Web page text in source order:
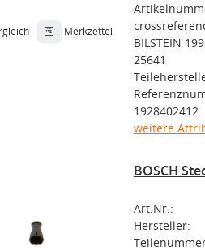
Merkzettel
BILSTEIN
25641
1928402412
weitere
BOSCH
Art.Nr.:
Hersteller: